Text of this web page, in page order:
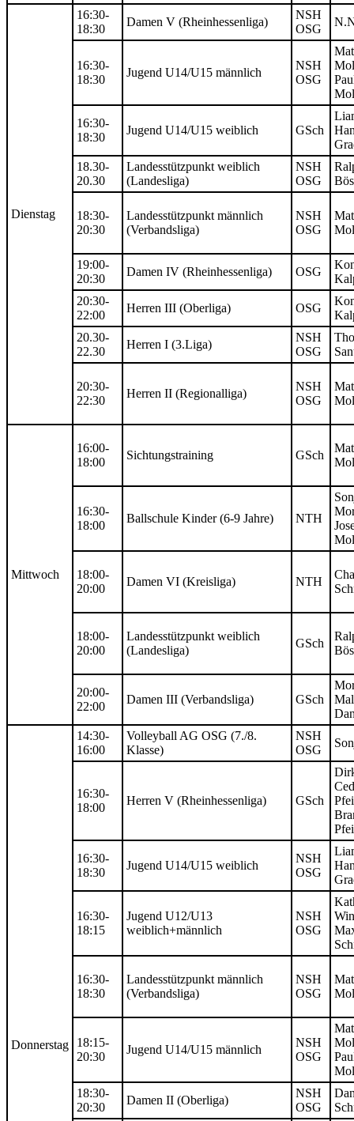
Dienstag
16:30-
18:30
Damen V (Rheinhessenliga)
NSH
OSG
16:30-
18:30
Jugend U14/U15 männlich
NSH
OSG
16:30-
18:30
Jugend U14/U15 weiblich GSch
18.30-
20.30
Landesstützpunkt weiblich
(Landesliga)
NSH
OSG
18:30-
20:30
Landesstützpunkt männlich
(Verbandsliga)
NSH
OSG
19:00-
20:30
Damen IV (Rheinhessenliga) OSG
20:30-
22:00
Herren III (Oberliga) OSG
20.30-
22.30
Herren I (3.Liga)
NSH
OSG
20:30-
22:30
Herren II (Regionalliga)
NSH
OSG
Mittwoch
16:00-
18:00
Sichtungstraining GSch
16:30-
18:00
Ballschule Kinder (6-9 Jahre) NTH
18:00-
20:00
Damen VI (Kreisliga) NTH
18:00-
20:00
Landesstützpunkt weiblich
(Landesliga)
GSch
20:00-
22:00
Damen III (Verbandsliga) GSch
Donnerstag
14:30-
16:00
Volleyball AG OSG (7./8.
Klasse)
NSH
OSG
16:30-
18:00
Herren V (Rheinhessenliga) GSch
16:30-
18:30
Jugend U14/U15 weiblich
NSH
OSG
16:30-
18:15
Jugend U12/U13
weiblich+männlich
NSH
OSG
16:30-
18:30
Landesstützpunkt männlich
(Verbandsliga)
NSH
OSG
18:15-
20:30
Jugend U14/U15 männlich
NSH
OSG
18:30-
20:30
Damen II (Oberliga)
NSH
OSG